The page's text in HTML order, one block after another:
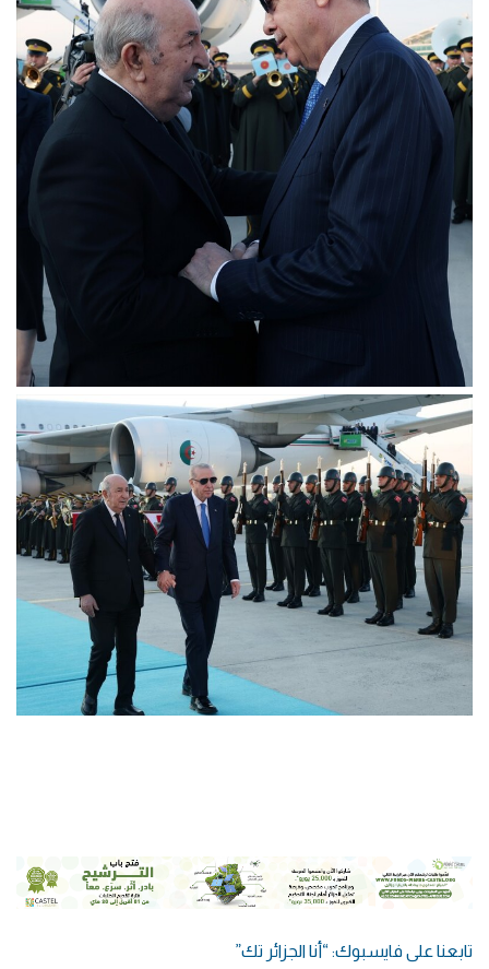
تابعنا على فايسبوك: “أنا الجزائر تك”